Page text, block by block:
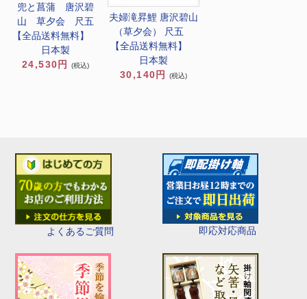
よくあるご質問 即応対応商品
兜と菖蒲 唐沢碧
山 草夕会 尺五
【全品送料無料】
日本製
24,530円
(税込)
夫婦滝昇鯉 唐沢碧山
（草夕会） 尺五
【全品送料無料】
日本製
30,140円
(税込)